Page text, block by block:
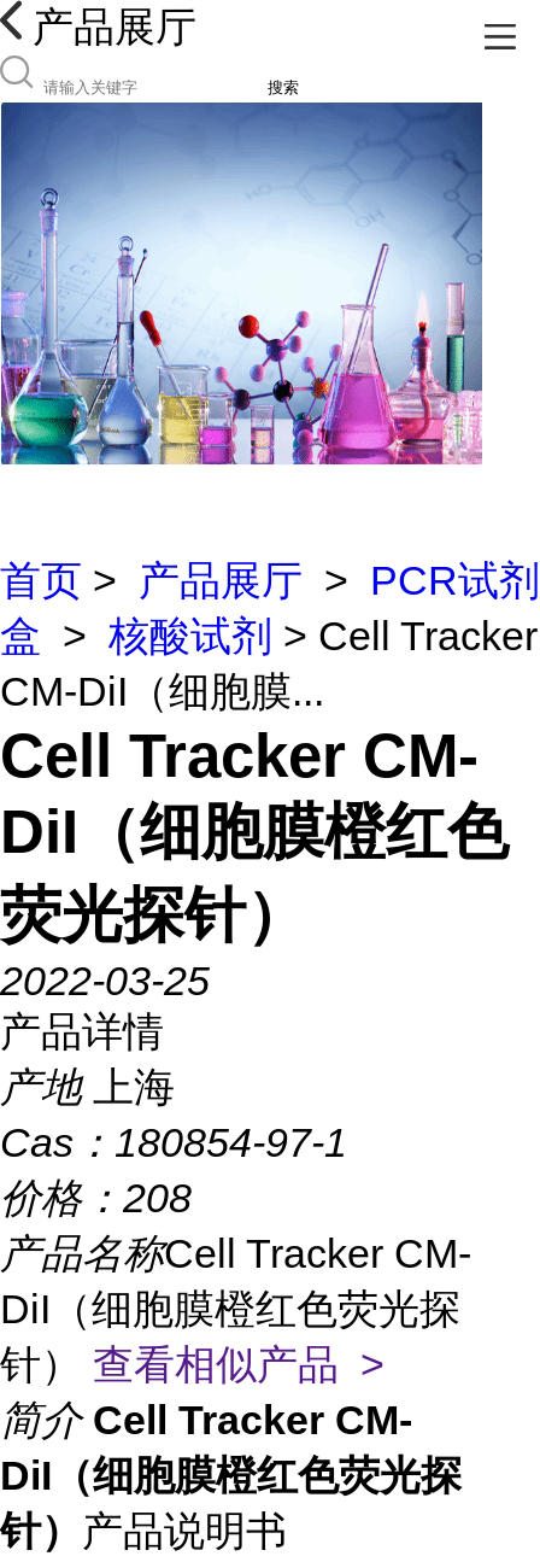
产品展厅
搜索
首页 > 产品展厅 > PCR试剂
盒 > 核酸试剂 > Cell Tracker
CM-DiI（细胞膜...
Cell Tracker CM-
DiI（细胞膜橙红色
荧光探针）
2022-03-25
产品详情
产地
上海
Cas： 180854-97-1
价格： 208
产品名称Cell Tracker CM-
DiI（细胞膜橙红色荧光探
针） 查看相似产品 >
简介 Cell Tracker CM-
DiI（细胞膜橙红色荧光探
针） 产品说明书